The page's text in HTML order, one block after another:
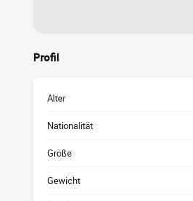
Profil
Alter
Nationalität
Größe
Gewicht